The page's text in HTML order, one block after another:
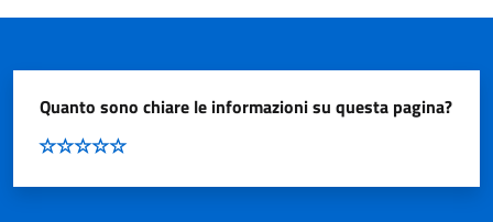
Quanto sono chiare le informazioni su questa pagina?